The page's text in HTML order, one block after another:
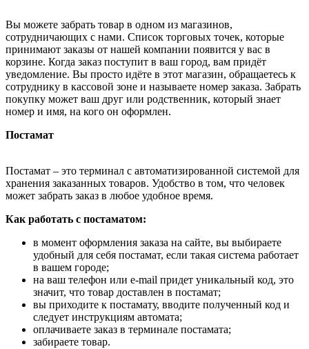
Вы можете забрать товар в одном из магазинов,
сотрудничающих с нами. Список торговых точек, которые
принимают заказы от нашей компании появится у вас в
корзине. Когда заказ поступит в ваш город, вам придёт
уведомление. Вы просто идёте в этот магазин, обращаетесь к
сотруднику в кассовой зоне и называете номер заказа. Забрать
покупку может ваш друг или родственник, который знает
номер и имя, на кого он оформлен.
Постамат
Постамат – это терминал с автоматизированной системой для
хранения заказанных товаров. Удобство в том, что человек
может забрать заказ в любое удобное время.
Как работать с постаматом:
в момент оформления заказа на сайте, вы выбираете
удобный для себя постамат, если такая система работает
в вашем городе;
на ваш телефон или e-mail придет уникальный код, это
значит, что товар доставлен в постамат;
вы приходите к постамату, вводите полученный код и
следует инструкциям автомата;
оплачиваете заказ в терминале постамата;
забираете товар.